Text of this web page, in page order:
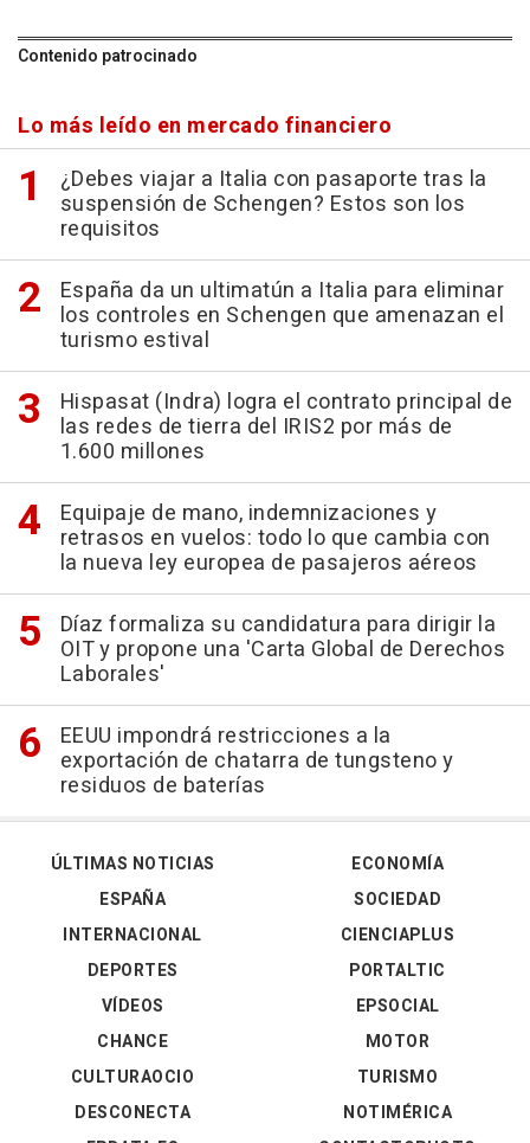
Contenido patrocinado
Lo más leído en mercado financiero
¿Debes viajar a Italia con pasaporte tras la
suspensión de Schengen? Estos son los
requisitos
España da un ultimatún a Italia para eliminar
los controles en Schengen que amenazan el
turismo estival
Hispasat (Indra) logra el contrato principal de
las redes de tierra del IRIS2 por más de
1.600 millones
Equipaje de mano, indemnizaciones y
retrasos en vuelos: todo lo que cambia con
la nueva ley europea de pasajeros aéreos
Díaz formaliza su candidatura para dirigir la
OIT y propone una 'Carta Global de Derechos
Laborales'
EEUU impondrá restricciones a la
exportación de chatarra de tungsteno y
residuos de baterías
ÚLTIMAS NOTICIAS
ESPAÑA
INTERNACIONAL
DEPORTES
VÍDEOS
ECONOMÍA
SOCIEDAD
CIENCIAPLUS
PORTALTIC
EPSOCIAL
CHANCE
CULTURAOCIO
DESCONECTA
MOTOR
TURISMO
NOTIMÉRICA